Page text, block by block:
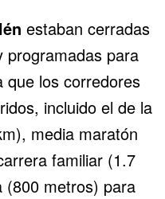
estaban cerradas
para
que los corredores
incluido el de la
media maratón
familiar (1.7
(800 metros) para